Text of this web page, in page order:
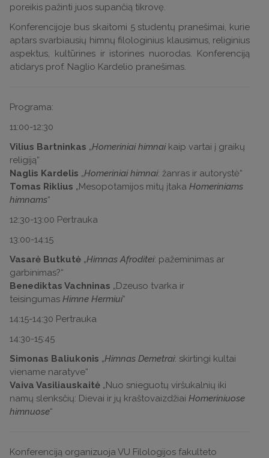
poreikis pažinti juos supančią tikrovę.
Konferencijoje bus skaitomi 5 studentų pranešimai, kurie
aptars svarbiausių himnų filologinius klausimus, religinius
aspektus, kultūrines ir istorines nuorodas. Konferenciją
atidarys prof. Naglio Kardelio pranešimas.
Programa:
11:00-12:30
Vilius Bartninkas „Homeriniai himnaikaip vartai į graikų
religiją“
Naglis Kardelis „Homeriniai himnai: žanras ir autorystė“
Tomas Riklius „Mesopotamijos mitų įtaka Homeriniams
himnams“
12:30-13:00 Pertrauka
13:00-14:15
Vasarė Butkutė „Himnas Afroditei: pažeminimas ar
garbinimas?“
Benediktas Vachninas „Dzeuso tvarka ir
teisingumas Himne Hermiui“
14:15-14:30 Pertrauka
14:30-15:45
Simonas Baliukonis „Himnas Demetrai: skirtingi kultai
viename naratyve“
Vaiva Vasiliauskaitė „Nuo snieguotų viršukalnių iki
namų slenksčių: Dievai ir jų kraštovaizdžiai Homeriniuose
himnuose“
Konferenciją organizuoja VU Filologijos fakulteto